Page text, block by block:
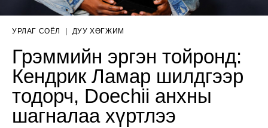
УРЛАГ СОЁЛ ДУУ ХӨГЖИМ
Грэммийн эргэн тойронд:
Кендрик Ламар шилдгээр
тодорч, Doechii анхны
шагналаа хүртлээ